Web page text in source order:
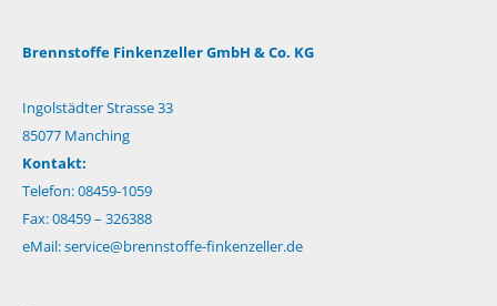
Brennstoffe Finkenzeller GmbH & Co. KG
Ingolstädter Strasse 33
85077 Manching
Kontakt:
Telefon: 08459-1059
Fax: 08459 – 326388
eMail:service@brennstoffe-finkenzeller.de